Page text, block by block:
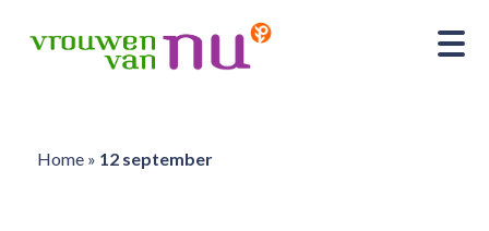
Home» 12 september